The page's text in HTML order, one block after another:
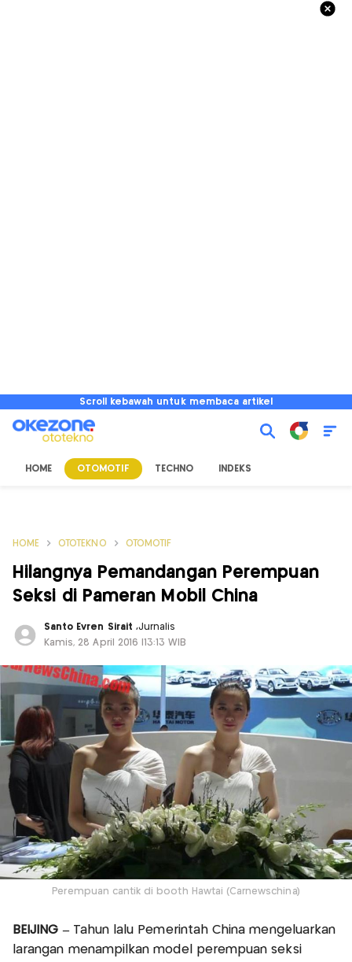
Scroll kebawah untuk membaca artikel
HOME OTOMOTIF TECHNO INDEKS
HOME OTOTEKNO OTOMOTIF
Hilangnya Pemandangan Perempuan
Seksi di Pameran Mobil China
Santo Evren Sirait ,Jurnalis
Kamis, 28 April 2016 |13:13 WIB
Perempuan cantik di booth Hawtai (Carnewschina)
BEIJING –Tahun lalu Pemerintah China mengeluarkan
larangan menampilkan model perempuan seksi